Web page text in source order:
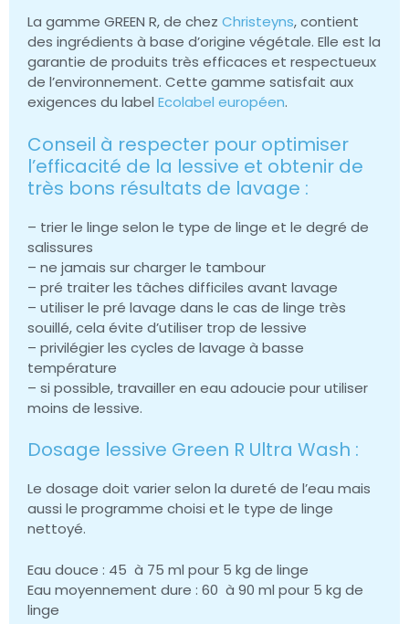
La gamme GREEN R, de chez Christeyns, contient
des ingrédients à base d’origine végétale. Elle est la
garantie de produits très efficaces et respectueux
de l’environnement. Cette gamme satisfait aux
exigences du label Ecolabel européen.
Conseil à respecter pour optimiser
l’efficacité de la lessive et obtenir de
très bons résultats de lavage :
– trier le linge selon le type de linge et le degré de
salissures
– ne jamais sur charger le tambour
– pré traiter les tâches difficiles avant lavage
– utiliser le pré lavage dans le cas de linge très
souillé, cela évite d’utiliser trop de lessive
– privilégier les cycles de lavage à basse
température
– si possible, travailler en eau adoucie pour utiliser
moins de lessive.
Dosage lessive Green R Ultra Wash :
Le dosage doit varier selon la dureté de l’eau mais
aussi le programme choisi et le type de linge
nettoyé.
Eau douce : 45 à 75 ml pour 5 kg de linge
Eau moyennement dure : 60 à 90 ml pour 5 kg de
linge